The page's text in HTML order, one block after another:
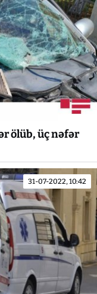
ölüb, üç nəfər
31-07-2022, 10:42